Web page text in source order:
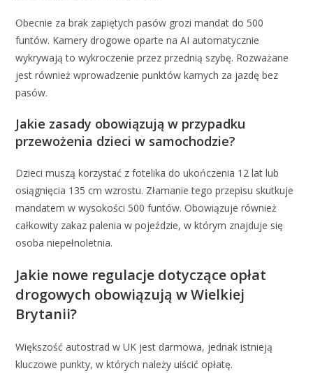
Obecnie za brak zapiętych pasów grozi mandat do 500
funtów. Kamery drogowe oparte na AI automatycznie
wykrywają to wykroczenie przez przednią szybę. Rozważane
jest również wprowadzenie punktów karnych za jazdę bez
pasów.
Jakie zasady obowiązują w przypadku
przewożenia dzieci w samochodzie?
Dzieci muszą korzystać z fotelika do ukończenia 12 lat lub
osiągnięcia 135 cm wzrostu. Złamanie tego przepisu skutkuje
mandatem w wysokości 500 funtów. Obowiązuje również
całkowity zakaz palenia w pojeździe, w którym znajduje się
osoba niepełnoletnia.
Jakie nowe regulacje dotyczące opłat
drogowych obowiązują w Wielkiej
Brytanii?
Większość autostrad w UK jest darmowa, jednak istnieją
kluczowe punkty, w których należy uiścić opłatę.